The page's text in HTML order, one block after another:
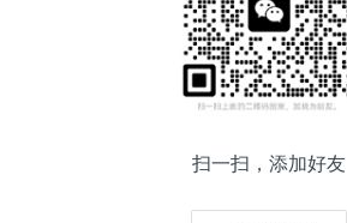
扫一扫，添加好友